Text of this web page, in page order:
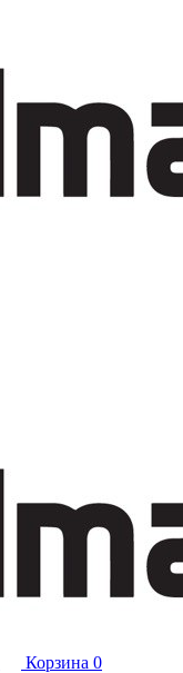
Корзина 0